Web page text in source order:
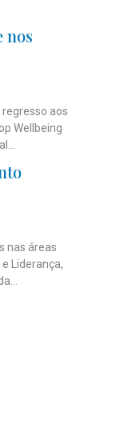
nos
aos
Wellbeing
nas áreas
Liderança,